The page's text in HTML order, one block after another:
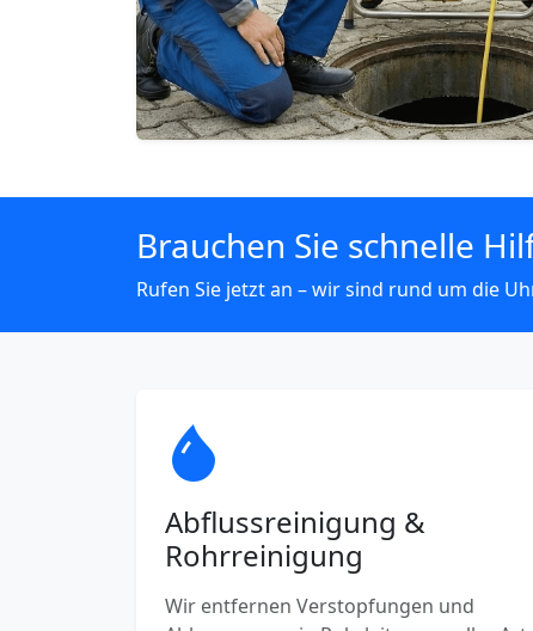
Brauchen Sie schnelle
Rufen Sie jetzt an – wir sind rund um die
Abflussreinigung &
Rohrreinigung
Wir entfernen Verstopfungen und